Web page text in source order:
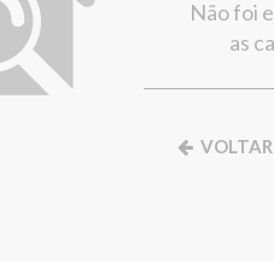
Não foi
as
VOLTAR